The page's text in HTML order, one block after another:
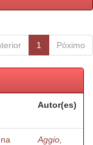
1 Póximo
Autor(es)
Aggio,